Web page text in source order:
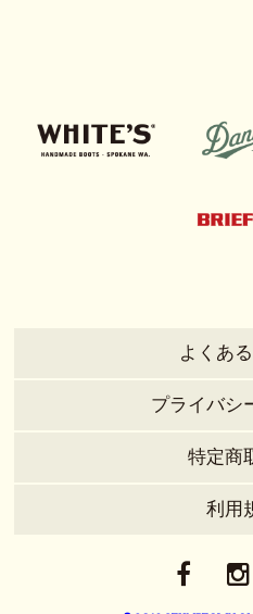
よくあ
プライバシ
特定商
利用